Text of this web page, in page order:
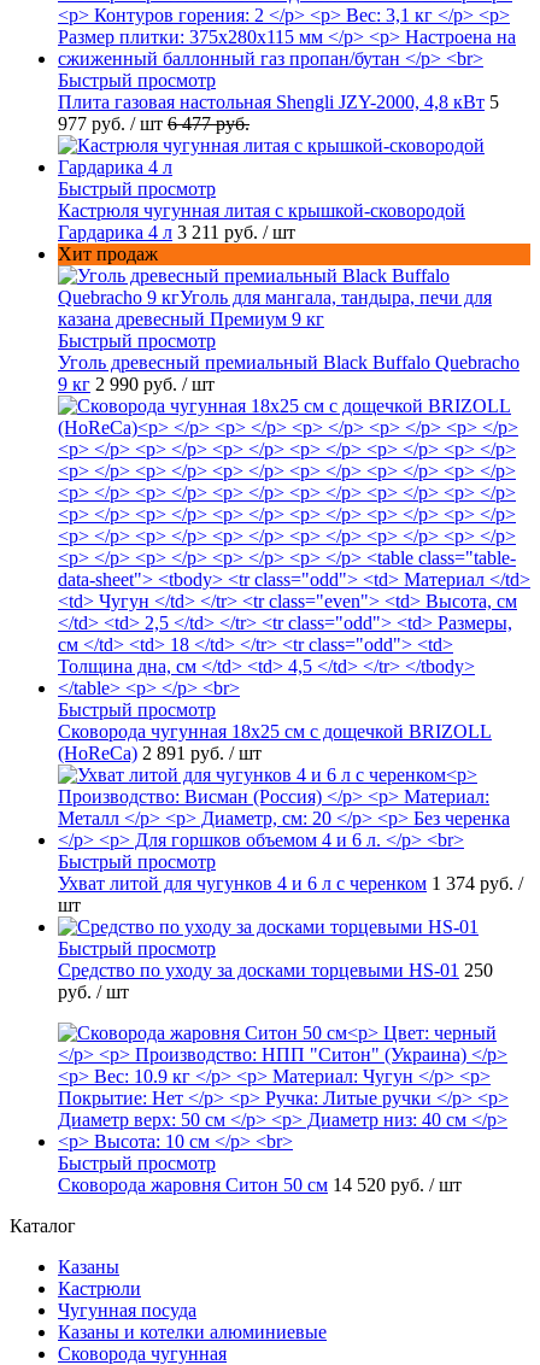
Быстрый просмотр
Плита газовая настольная Shengli JZY-2000, 4,8 кВт 5
977 руб. / шт 6 477 руб.
Быстрый просмотр
Кастрюля чугунная литая с крышкой-сковородой
Гардарика 4 л 3 211 руб. / шт
Хит продаж
Быстрый просмотр
Уголь древесный премиальный Black Buffalo Quebracho
9 кг 2 990 руб. / шт
Быстрый просмотр
Сковорода чугунная 18х25 см с дощечкой BRIZOLL
(HoReCa) 2 891 руб. / шт
Быстрый просмотр
Ухват литой для чугунков 4 и 6 л с черенком 1 374 руб. /
шт
Быстрый просмотр
Средство по уходу за досками торцевыми HS-01 250
руб. / шт
Быстрый просмотр
Сковорода жаровня Ситон 50 см 14 520 руб. / шт
Каталог
Казаны
Кастрюли
Чугунная посуда
Казаны и котелки алюминиевые
Сковорода чугунная